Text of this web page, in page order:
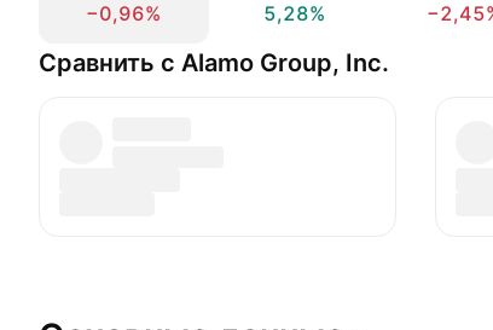
−0,96%
5,28%
Сравнить с Alamo Group, Inc.